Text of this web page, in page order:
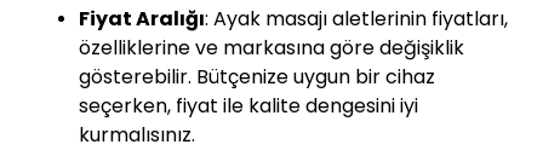
Fiyat Aralığı: Ayak masajı aletlerinin fiyatları,
özelliklerine ve markasına göre değişiklik
gösterebilir. Bütçenize uygun bir cihaz
seçerken, fiyat ile kalite dengesini iyi
kurmalısınız.